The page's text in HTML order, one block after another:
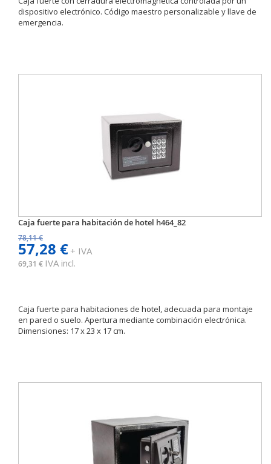
dispositivo electrónico. Código maestro personalizable y llave de
emergencia.
Caja fuerte para habitación de hotel h464_82
78,11 €
57,28 €+ IVA
69,31 € IVA incl.
Caja fuerte para habitaciones de hotel, adecuada para montaje
en pared o suelo. Apertura mediante combinación electrónica.
Dimensiones: 17 x 23 x 17 cm.